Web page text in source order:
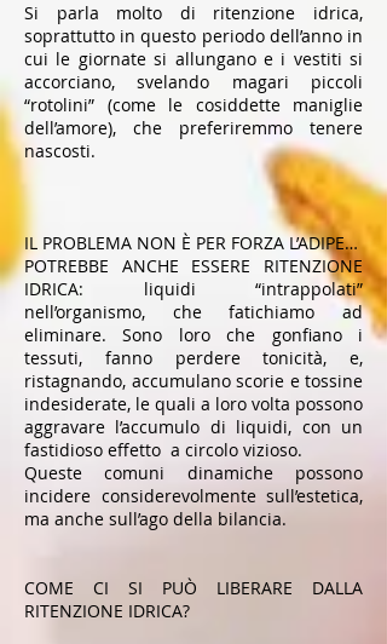
Si parla molto di ritenzione idrica,
soprattutto in questo periodo dell’anno in
cui le giornate si allungano e i vestiti si
accorciano, svelando magari piccoli
“rotolini” (come le cosiddette maniglie
dell’amore), che preferiremmo tenere
nascosti.
IL PROBLEMA NON È PER FORZA L’ADIPE…
POTREBBE ANCHE ESSERE RITENZIONE
IDRICA: liquidi “intrappolati”
nell’organismo, che fatichiamo ad
eliminare. Sono loro che gonfiano i
tessuti, fanno perdere tonicità, e,
ristagnando, accumulano scorie e tossine
indesiderate, le quali a loro volta possono
aggravare l’accumulo di liquidi, con un
fastidioso effetto a circolo vizioso.
Queste comuni dinamiche possono
incidere considerevolmente sull’estetica,
ma anche sull’ago della bilancia.
COME CI SI PUÒ LIBERARE DALLA
RITENZIONE IDRICA?